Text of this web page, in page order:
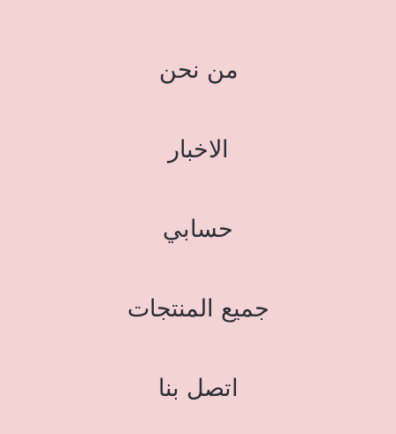
من نحن
الاخبار
حسابي
جميع المنتجات
اتصل بنا